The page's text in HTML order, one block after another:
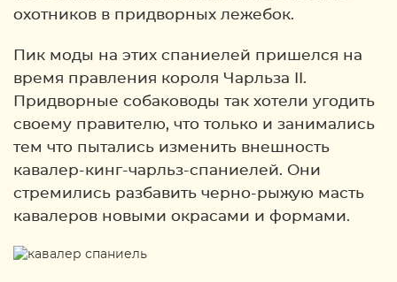
охотников в придворных лежебок.
Пик моды на этих спаниелей пришелся на
время правления короля Чарльза II.
Придворные собаководы так хотели угодить
своему правителю, что только и занимались
тем что пытались изменить внешность
кавалер-кинг-чарльз-спаниелей. Они
стремились разбавить черно-рыжую масть
кавалеров новыми окрасами и формами.